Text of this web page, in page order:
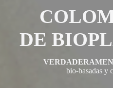
DE
bio-basadas y